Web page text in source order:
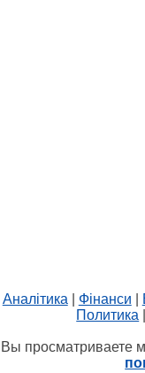
Аналітика Фінанси
Политика
Вы просматриваете